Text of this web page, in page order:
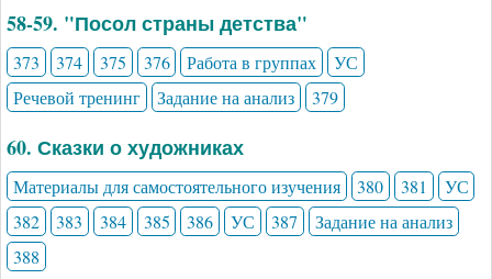
58-59. "Посол страны детства"
373 374 375 376 Работа в группах
УС
Речевой тренинг
Задание на анализ 379
60. Сказки о художниках
Материалы для самостоятельного изучения 380 381
УС
382
383 384 385 386 УС 387
Задание на анализ
388